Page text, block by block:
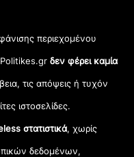
περιεχομένου
Politikes.grδεν φέρει καμία
τις απόψεις ή τυχόν
ιστοσελίδες.
στατιστικά, χωρίς
δεδομένων,